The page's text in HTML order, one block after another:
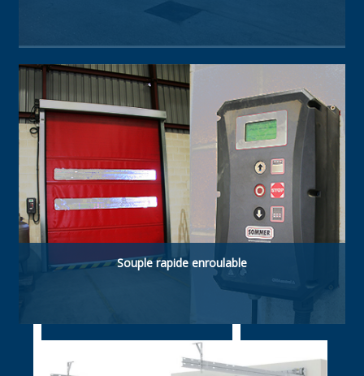
Type de porte à haute technologie. Fabriquée
avec panneaux sandwich isolés acier-
polyuréthane de 40 mm. Résistante, à haute
isolation thermique et étanche.
Souple rapide enroulable
Souple rapide enroulable. ldéelle pour
applications agroalimentaires